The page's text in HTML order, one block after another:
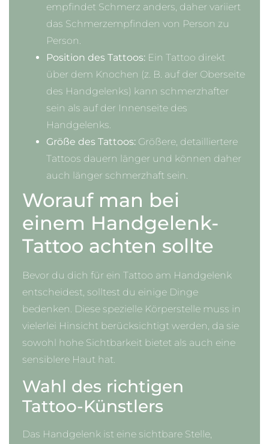
empfindet Schmerz anders, daher variiert
das Schmerzempfinden von Person zu
Person.
Position des Tattoos: Ein Tattoo direkt
über dem Knochen (z. B. auf der Oberseite
des Handgelenks) kann schmerzhafter
sein als auf der Innenseite des
Handgelenks.
Größe des Tattoos: Größere, detailliertere
Tattoos dauern länger und können daher
auch länger schmerzhaft sein.
Worauf man bei
einem Handgelenk-
Tattoo achten sollte
Bevor du dich für ein Tattoo am Handgelenk
entscheidest, solltest du einige Dinge
bedenken. Diese spezielle Körperstelle muss in
vielerlei Hinsicht berücksichtigt werden, da sie
sowohl hohe Sichtbarkeit bietet als auch eine
sensiblere Haut hat.
Wahl des richtigen
Tattoo-Künstlers
Das Handgelenk ist eine sichtbare Stelle,